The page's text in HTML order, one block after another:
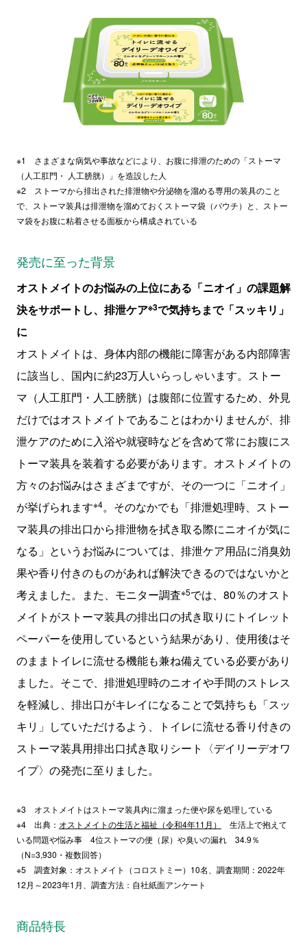
※1 さまざまな病気や事故などにより、お腹に排泄のための「ストーマ
（人工肛門・ 人工膀胱）」を造設した人
※2 ストーマから排出された排泄物や分泌物を溜める専用の装具のこと
で、ストーマ装具は排泄物を溜めておくストーマ袋（パウチ）と、ストー
マ袋をお腹に粘着させる面板から構成されている
発売に至った背景
オストメイトのお悩みの上位にある「ニオイ」の課題解
決をサポートし、排泄ケア※3で気持ちまで「スッキリ」
に
オストメイトは、身体内部の機能に障害がある内部障害
に該当し、国内に約23万人いらっしゃいます。ストー
マ（人工肛門・人工膀胱）は腹部に位置するため、外見
だけではオストメイトであることはわかりませんが、排
泄ケアのために入浴や就寝時などを含めて常にお腹にス
トーマ装具を装着する必要があります。オストメイトの
方々のお悩みはさまざまですが、その一つに「ニオイ」
が挙げられます※4。そのなかでも「排泄処理時、ストー
マ装具の排出口から排泄物を拭き取る際にニオイが気に
なる」というお悩みについては、排泄ケア用品に消臭効
果や香り付きのものがあれば解決できるのではないかと
考えました。また、モニター調査※5では、 80％のオスト
メイトがストーマ装具の排出口の拭き取りにトイレット
ペーパーを使用しているという結果があり、使用後はそ
のままトイレに流せる機能も兼ね備えている必要があり
ました。そこで、排泄処理時のニオイや手間のストレス
を軽減し、排出口がキレイになることで気持ちも「スッ
キリ」していただけるよう、トイレに流せる香り付きの
ストーマ装具用排出口拭き取りシート〈デイリーデオワ
イプ〉の発売に至りました。
※3 オストメイトはストーマ装具内に溜まった便や尿を処理している
※4 出典： オストメイトの生活と福祉（令和4年11月）
生活上で抱えて
いる問題や悩み事 4位ストーマの便（尿）や臭いの漏れ 34.9％
（N=3,930 ・複数回答）
※5 調査対象：オストメイト（コロストミー） 10名、調査期間： 2022年
12月～2023年1 月、調査方法：自社紙面アンケート
商品特長